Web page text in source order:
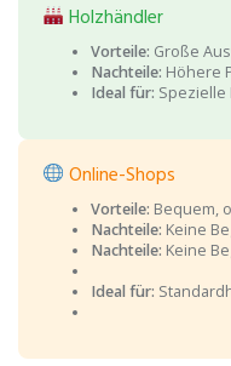
Holzhändler
Vorteile: Große
Nachteile: Höhere
Ideal für: Spezielle
Online-Shops
Vorteile: Bequem,
Nachteile: Keine
Nachteile: Keine
Ideal für: